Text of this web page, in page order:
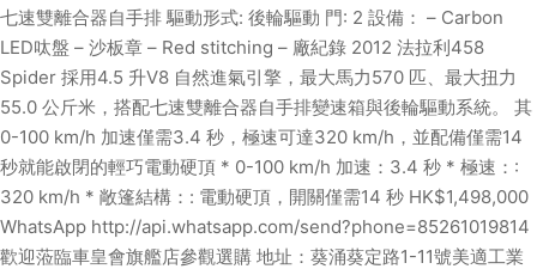
七速雙離合器自手排 驅動形式: 後輪驅動 門: 2 設備： – Carbon
LED呔盤 – 沙板章 – Red stitching – 廠紀錄 2012 法拉利458
Spider 採用4.5 升V8 自然進氣引擎，最大馬力570 匹、最大扭力
55.0 公斤米，搭配七速雙離合器自手排變速箱與後輪驅動系統。 其
0-100 km/h 加速僅需3.4 秒，極速可達320 km/h，並配備僅需14
秒就能啟閉的輕巧電動硬頂 * 0-100 km/h 加速：3.4 秒 * 極速：:
320 km/h * 敞篷結構：: 電動硬頂，開關僅需14 秒 HK$1,498,000
WhatsApp http://api.whatsapp.com/send?phone=85261019814
歡迎蒞臨車皇會旗艦店參觀選購 地址：葵涌葵定路1-11號美適工業